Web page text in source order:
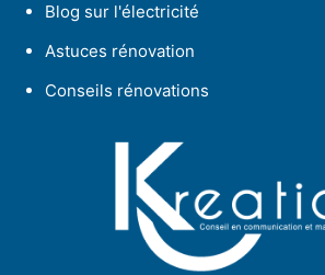
Blog sur l'électricité
Astuces rénovation
Conseils rénovations